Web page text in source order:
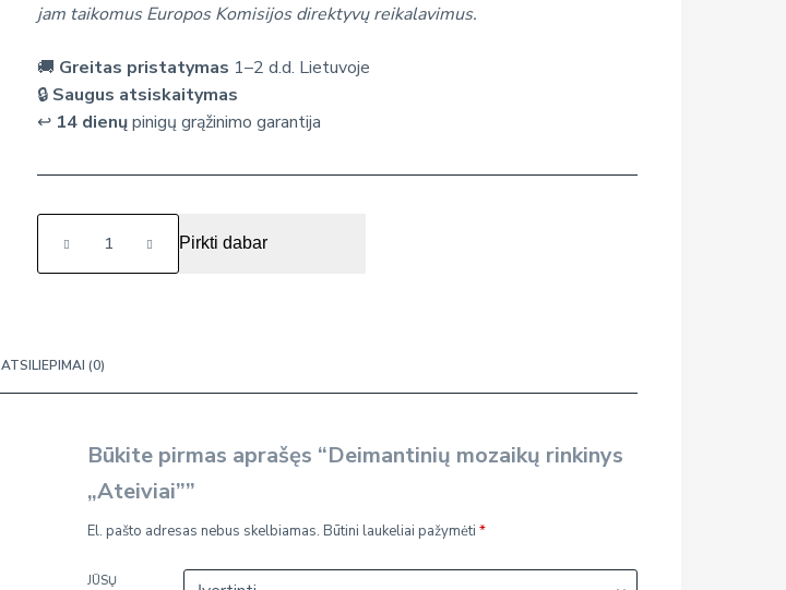
jam taikomus Europos Komisijos direktyvų reikalavimus.
🚚 Greitas pristatymas 1–2 d.d. Lietuvoje
🔒 Saugus atsiskaitymas
↩️ 14 dienųpinigų grąžinimo garantija
kiekis:
Deimantinių
„Ateiviai”
Pirkti dabar
ATSILIEPIMAI (0)
Būkite pirmas aprašęs “Deimantinių mozaikų rinkinys
„Ateiviai””
El. pašto adresas nebus skelbiamas. Būtini laukeliai pažymėti*
JŪSŲ